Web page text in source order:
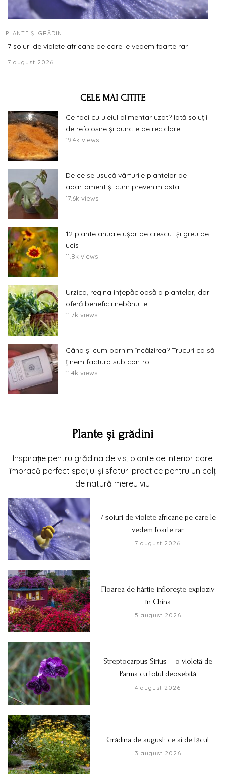
PLANTE ȘI GRĂDINI
7 soiuri de violete africane pe care le vedem foarte rar
7 august 2026
CELE MAI CITITE
Ce faci cu uleiul alimentar uzat? Iată soluții
de refolosire și puncte de reciclare
19.4k views
De ce se usucă vârfurile plantelor de
apartament și cum prevenim asta
17.6k views
12 plante anuale ușor de crescut și greu de
ucis
11.8k views
Urzica, regina înțepăcioasă a plantelor, dar
oferă beneficii nebănuite
11.7k views
Când și cum pornim încălzirea? Trucuri ca să
ținem factura sub control
11.4k views
Plante și grădini
Inspirație pentru grădina de vis, plante de interior care
îmbracă perfect spațiul și sfaturi practice pentru un colț
de natură mereu viu
7 soiuri de violete africane pe care le
vedem foarte rar
7 august 2026
Floarea de hârtie înflorește exploziv
în China
5 august 2026
Streptocarpus Sirius – o violetă de
Parma cu totul deosebită
4 august 2026
Grădina de august: ce ai de făcut
3 august 2026